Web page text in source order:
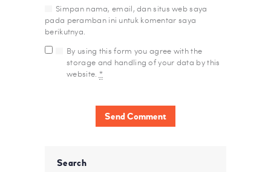
Simpan nama, email, dan situs web saya
pada peramban ini untuk komentar saya
berikutnya.
By using this form you agree with the
storage and handling of your data by this
website. *
Search